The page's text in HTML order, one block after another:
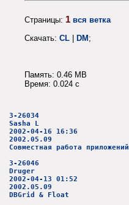
Страницы: 1 вся ветка
Скачать: CL | DM;
Память: 0.46 MB
Время: 0.024 c
3-26034
Sasha L
2002-04-16 16:36
2002.05.09
Совместная работа приложений
3-26046
Druger
2002-04-13 01:52
2002.05.09
DBGrid & Float